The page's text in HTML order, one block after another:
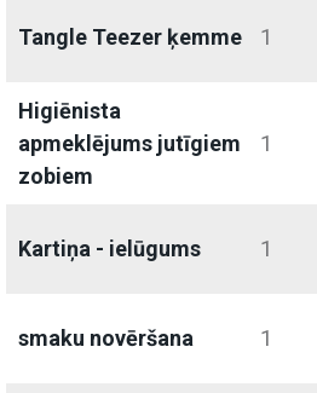
Tangle Teezer ķemme 1
Higiēnista
apmeklējums jutīgiem
zobiem
1
Kartiņa - ielūgums 1
smaku novēršana 1